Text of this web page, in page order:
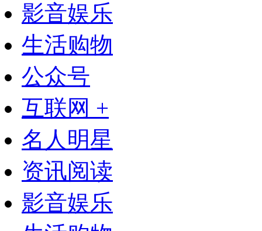
影音娱乐
生活购物
公众号
互联网 +
名人明星
资讯阅读
影音娱乐